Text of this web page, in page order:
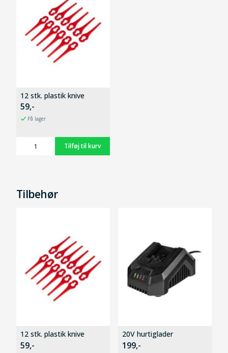
12 stk. plastik knive
59,-
På lager
Tilbehør
12 stk. plastik knive
59,-
20V hurtiglader
199,-